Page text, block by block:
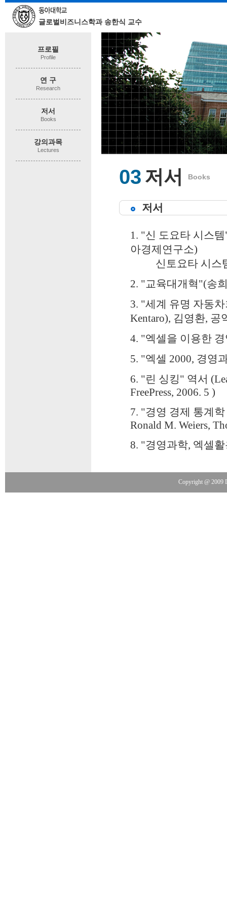
글로벌비즈니스학과 송한식 교수
프로필
Profile
연 구
Research
저서
Books
강의과목
Lectures
03 저서 Books
저서
1. "신 도요타 시스
아경제연구소)
신토요타 시스
2. "교육대개혁"(송
3. "세계 유명 자동
Kentaro), 김영환, 공
4. "엑셀을 이용한
5. "엑셀 2000, 경영
6. "린 싱킹" 역서
FreePress, 2006. 5 )
7. "경영 경제 통계학
Ronald M. Weiers,
8. "경영과학, 엑셀
Copyright @ 2009